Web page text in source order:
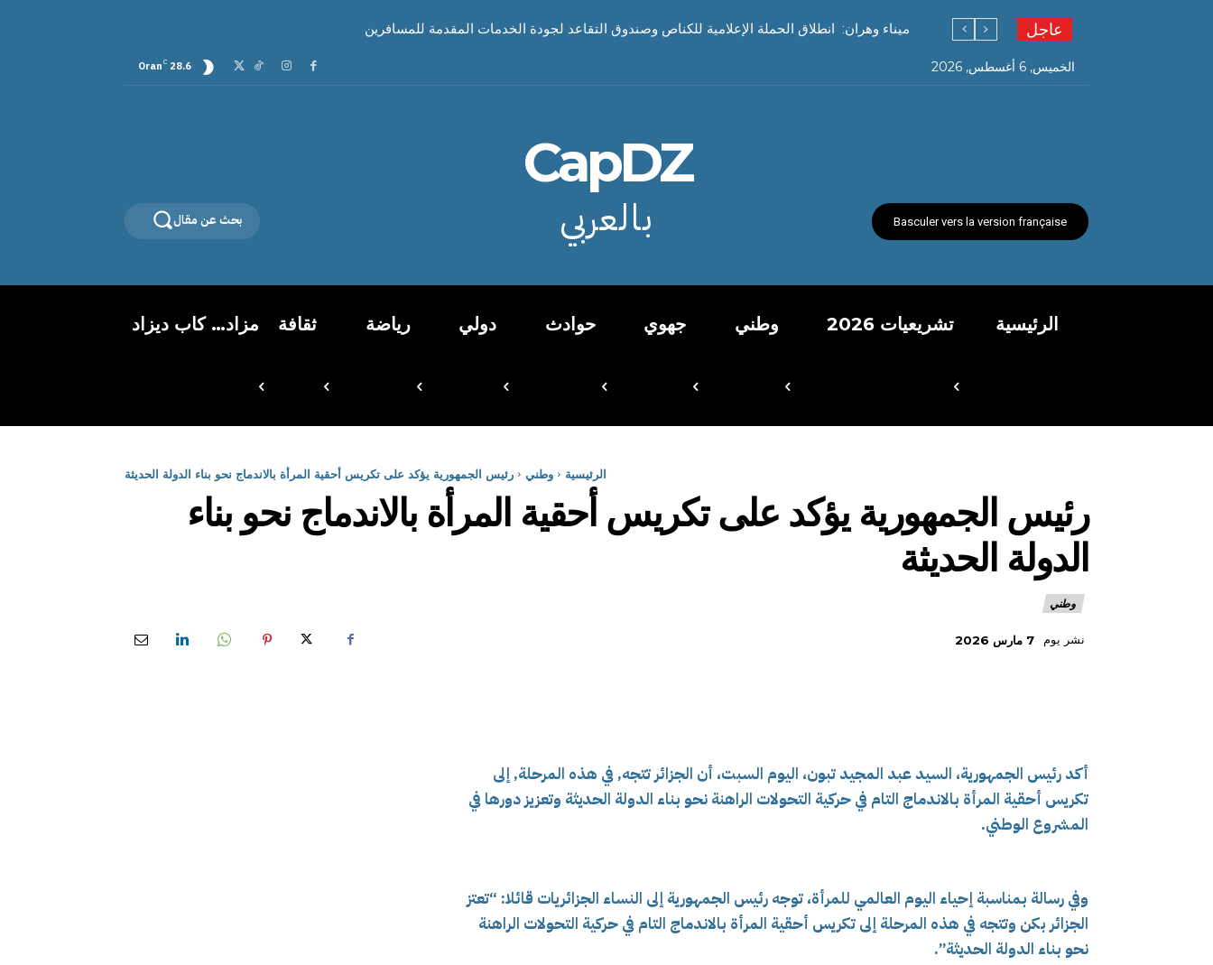
عاجل ميناء وهران: انطلاق الحملة الإعلامية للكناص وصندوق التقاعد لجودة الخدمات المقدمة للمسافرين
الخميس, 6 أغسطس, 2026 28.6
C
Oran
Basculer vers la version française
CapDZ
بالعربي بحث عن مقال
الرئيسية تشريعيات 2026 وطني جهوي حوادث دولي رياضة ثقافة مزاد… كاب ديزاد
الرئيسية وطني رئيس الجمهورية يؤكد على تكريس أحقية المرأة بالاندماج نحو بناء الدولة الحديثة
رئيس الجمهورية يؤكد على تكريس أحقية المرأة بالاندماج نحو بناء
الدولة الحديثة
وطني
نشر يوم 7 مارس 2026
أكد رئيس الجمهورية، السيد عبد المجيد تبون، اليوم السبت، أن الجزائر تتجه, في هذه المرحلة, إلى
تكريس أحقية المرأة بالاندماج التام في حركية التحولات الراهنة نحو بناء الدولة الحديثة وتعزيز دورها في
المشروع الوطني.
وفي رسالة بمناسبة إحياء اليوم العالمي للمرأة، توجه رئيس الجمهورية إلى النساء الجزائريات قائلا: “تعتز
الجزائر بكن وتتجه في هذه المرحلة إلى تكريس أحقية المرأة بالاندماج التام في حركية التحولات الراهنة
نحو بناء الدولة الحديثة”.